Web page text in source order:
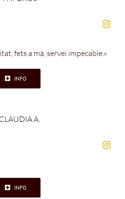
fets a mà, servei impecable.»
INFO
INFO